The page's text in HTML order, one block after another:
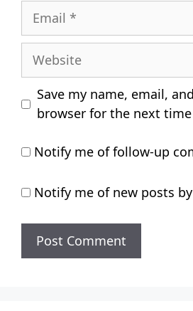
Email
Website
Save my name, email,
browser for the next
Notify me of follow-up
Notify me of new posts